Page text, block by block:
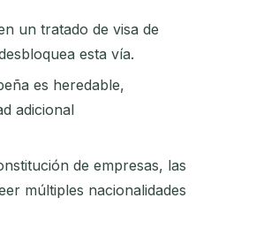
un tratado de visa de
esta vía.
es heredable,
adicional
de empresas, las
múltiples nacionalidades